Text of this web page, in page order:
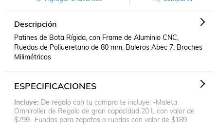
Descripción
Patines de Bota Rígida, con Frame de Aluminio CNC,
Ruedas de Poliueretano de 80 mm, Baleros Abec 7. Broches
Milimétricos
ESPECIFICACIONES
Incluye De regalo con tu compra te incluye: -Maleta
Omniroller de Regalo de gran capacidad 20 L con valor de
$799 -Fundas para zapatos o ruedas con valor de $189